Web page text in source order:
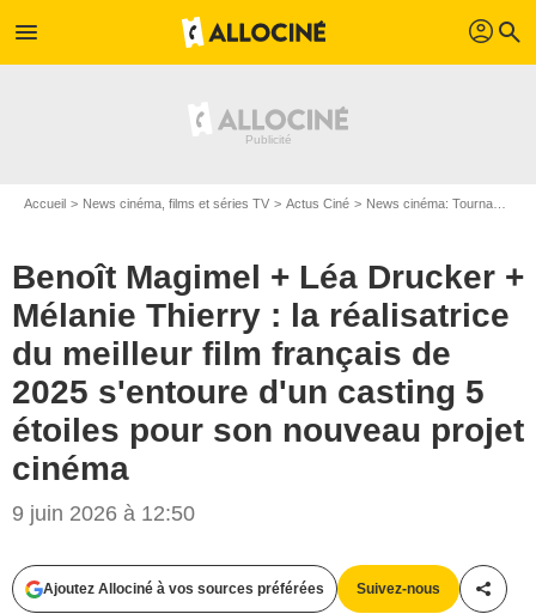
menu profil search
Accueil News cinéma, films et séries TV Actus Ciné News cinéma: Tournages
Benoît Magimel + Léa Drucker +
Mélanie Thierry : la réalisatrice
du meilleur film français de
2025 s'entoure d'un casting 5
étoiles pour son nouveau projet
cinéma
9 juin 2026 à 12:50
Ajoutez Allociné à vos sources préférées Suivez-nous